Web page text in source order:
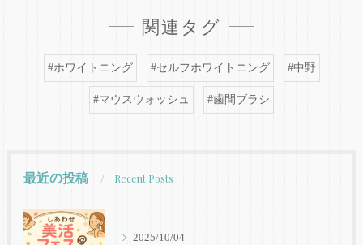
関連タグ
#ホワイトニング #セルフホワイトニング #中野
#マウスウォッシュ #歯間ブラシ
最近の投稿 Recent Posts
2025/10/04